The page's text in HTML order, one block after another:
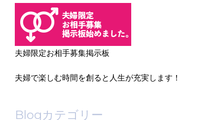
夫婦限定お相手募集掲示板
夫婦で楽しむ時間を創ると人生が充実します！
Blogカテゴリー